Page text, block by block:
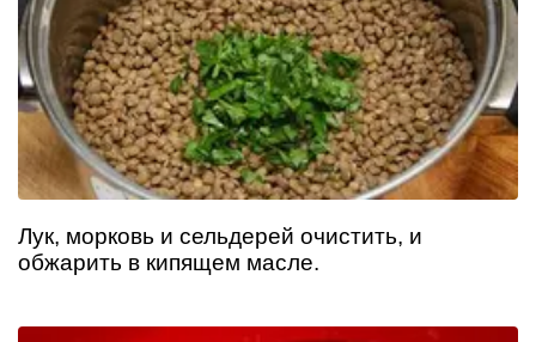
Лук, морковь и сельдерей очистить, и
обжарить в кипящем масле.